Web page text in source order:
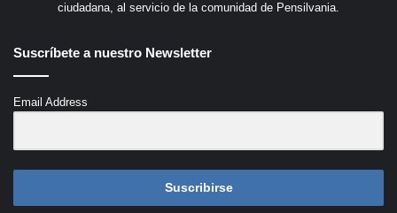
ciudadana, al servicio de la comunidad de Pensilvania.
Suscríbete a nuestro Newsletter
Email Address
Suscribirse